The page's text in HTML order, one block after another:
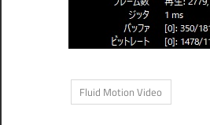
Fluid Motion Video